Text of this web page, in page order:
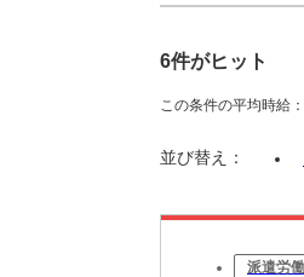
6件がヒット
この条件の平均時給
並び替え：
派遣労